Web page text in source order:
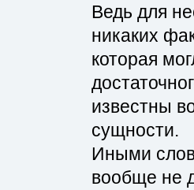
Ведь для
никаких
которая
известны
сущности.
Иными
вообще не